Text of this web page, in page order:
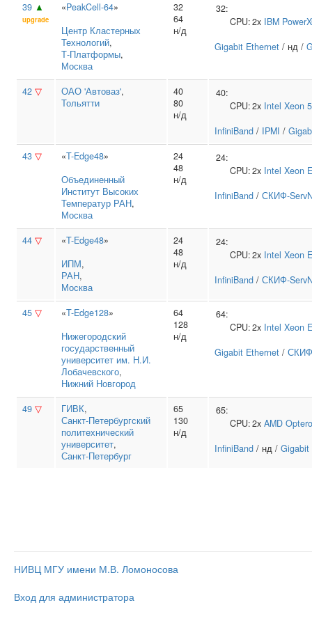
39 ▲
upgrade
«PeakCell-64»
Центр Кластерных
Технологий,
Т‑Платформы,
Москва
32
64
н/д
32:
CPU:2x IBM
Gigabit Ethernet / нд /
42 ▽ ОАО 'Автоваз',
Тольятти
40
80
н/д
40:
CPU:2x Intel Xeon
InfiniBand / IPMI /
43 ▽ «T-Edge48»
Объединенный
Институт Высоких
Температур РАН,
Москва
24
48
н/д
24:
CPU:2x Intel Xeon
InfiniBand / СКИФ-
44 ▽ «T-Edge48»
ИПМ,
РАН,
Москва
24
48
н/д
24:
CPU:2x Intel Xeon
InfiniBand / СКИФ-
45 ▽ «T-Edge128»
Нижегородский
государственный
университет им. Н.И.
Лобачевского,
Нижний Новгород
64
128
н/д
64:
CPU:2x Intel Xeon
Gigabit Ethernet /
49 ▽ ГИВК,
Санкт‑Петербургский
политехнический
университет,
Санкт-Петербург
65
130
н/д
65:
CPU:2x AMD
InfiniBand / нд / Gigabit
НИВЦ МГУ имени М.В. Ломоносова
Вход для администратора